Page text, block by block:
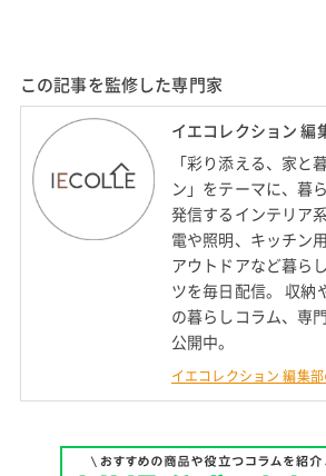
この記事を監修した専門家
イエコレクション 編
「彩り添える、家と
ン」をテーマに、暮
発信するインテリア
電や照明、キッチン
アウトドアなど暮ら
ツを毎日配信。 収納
の暮らしコラム、専
公開中。
イエコレクション 編集